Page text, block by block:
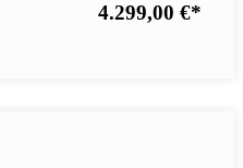
4.299,00 €*